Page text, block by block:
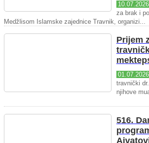
10.07.2026
za brak i
Medžlisom Islamske zajednice Travnik, organizi...
Prijem
01.07.2026
travnički
njihove
516.